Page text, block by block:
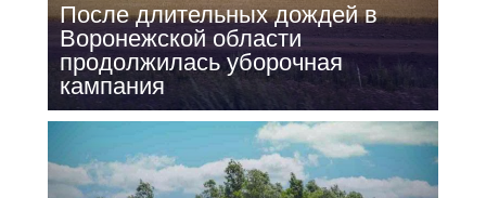
После длительных дождей в
Воронежской области
продолжилась уборочная
кампания